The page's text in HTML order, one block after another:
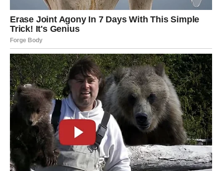
Tokom narednog perioda mogli biste saznati nešto što će
vam potpuno promijeniti pogled na jednu osobu.
Moguće je priznanje, iskren razgovor ili situacija tokom
koje ćete konačno shvatiti kome zaista možete vjerovati.
Iako bi vas istina na početku mogla iznenaditi, kasnije
ćete shvatiti da vam je bila potrebna kako biste nastavili
dalje bez sumnji i tereta.
Mnogi Lavovi će tokom ovog perioda konačno prestati
trošiti energiju na ljude koji ih ne zaslužuju.